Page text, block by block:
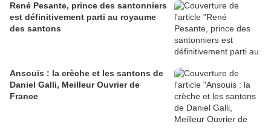
René Pesante, prince des santonniers
est définitivement parti au royaume
des santons
Ansouis : la crèche et les santons de
Daniel Galli, Meilleur Ouvrier de
France